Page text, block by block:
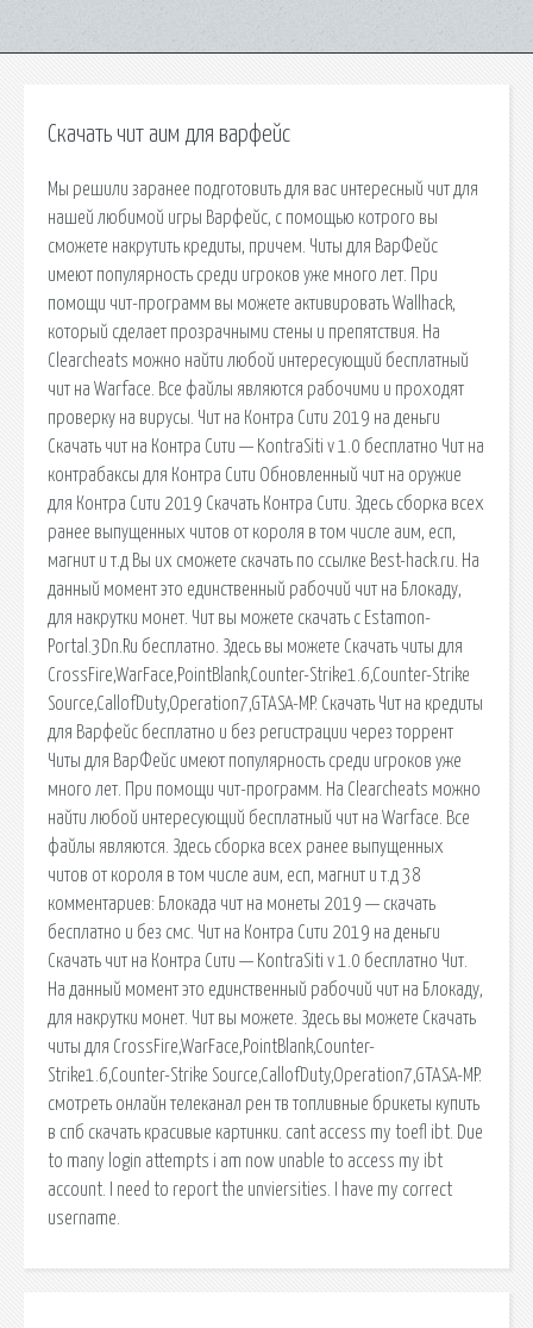
Скачать чит аим для варфейс
Мы решили заранее подготовить для вас интересный чит для
нашей любимой игры Варфейс, с помощью котрого вы
сможете накрутить кредиты, причем. Читы для ВарФейс
имеют популярность среди игроков уже много лет. При
помощи чит-программ вы можете активировать Wallhack,
который сделает прозрачными стены и препятствия. На
Clearcheats можно найти любой интересующий бесплатный
чит на Warface. Все файлы являются рабочими и проходят
проверку на вирусы. Чит на Контра Сити 2019 на деньги
Скачать чит на Контра Сити — KontraSiti v 1.0 бесплатно Чит на
контрабаксы для Контра Сити Обновленный чит на оружие
для Контра Сити 2019 Скачать Контра Сити. Здесь сборка всех
ранее выпущенных читов от короля в том числе аим, есп,
магнит и т.д Вы их сможете скачать по ссылке Best-hack.ru. На
данный момент это единственный рабочий чит на Блокаду,
для накрутки монет. Чит вы можете скачать с Estamon-
Portal.3Dn.Ru бесплатно. Здесь вы можете Скачать читы для
CrossFire,WarFace,PointBlank,Counter-Strike1.6,Counter-Strike
Source,CallofDuty,Operation7,GTASA-MP. Скачать Чит на кредиты
для Варфейс бесплатно и без регистрации через торрент
Читы для ВарФейс имеют популярность среди игроков уже
много лет. При помощи чит-программ. На Clearcheats можно
найти любой интересующий бесплатный чит на Warface. Все
файлы являются. Здесь сборка всех ранее выпущенных
читов от короля в том числе аим, есп, магнит и т.д 38
комментариев: Блокада чит на монеты 2019 — скачать
бесплатно и без смс. Чит на Контра Сити 2019 на деньги
Скачать чит на Контра Сити — KontraSiti v 1.0 бесплатно Чит.
На данный момент это единственный рабочий чит на Блокаду,
для накрутки монет. Чит вы можете. Здесь вы можете Скачать
читы для CrossFire,WarFace,PointBlank,Counter-
Strike1.6,Counter-Strike Source,CallofDuty,Operation7,GTASA-MP.
смотреть онлайн телеканал рен тв топливные брикеты купить
в спб скачать красивые картинки. cant access my toefl ibt. Due
to many login attempts i am now unable to access my ibt
account. I need to report the unviersities. I have my correct
username.